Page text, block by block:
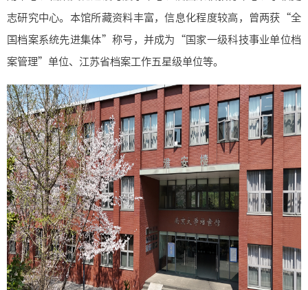
志研究中心。本馆所藏资料丰富，信息化程度较高，曾两获“全
国档案系统先进集体”称号，并成为“国家一级科技事业单位档
案管理”单位、江苏省档案工作五星级单位等。